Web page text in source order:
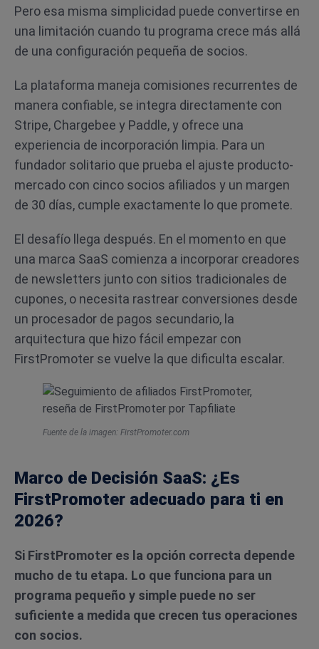
Pero esa misma simplicidad puede convertirse en
una limitación cuando tu programa crece más allá
de una configuración pequeña de socios.
La plataforma maneja comisiones recurrentes de
manera confiable, se integra directamente con
Stripe, Chargebee y Paddle, y ofrece una
experiencia de incorporación limpia. Para un
fundador solitario que prueba el ajuste producto-
mercado con cinco socios afiliados y un margen
de 30 días, cumple exactamente lo que promete.
El desafío llega después. En el momento en que
una marca SaaS comienza a incorporar creadores
de newsletters junto con sitios tradicionales de
cupones, o necesita rastrear conversiones desde
un procesador de pagos secundario, la
arquitectura que hizo fácil empezar con
FirstPromoter se vuelve la que dificulta escalar.
Fuente de la imagen: FirstPromoter.com
Marco de Decisión SaaS: ¿Es
FirstPromoter adecuado para ti en
2026?
Si FirstPromoter es la opción correcta depende
mucho de tu etapa. Lo que funciona para un
programa pequeño y simple puede no ser
suficiente a medida que crecen tus operaciones
con socios.